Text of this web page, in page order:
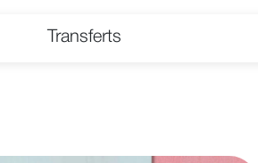
Transferts